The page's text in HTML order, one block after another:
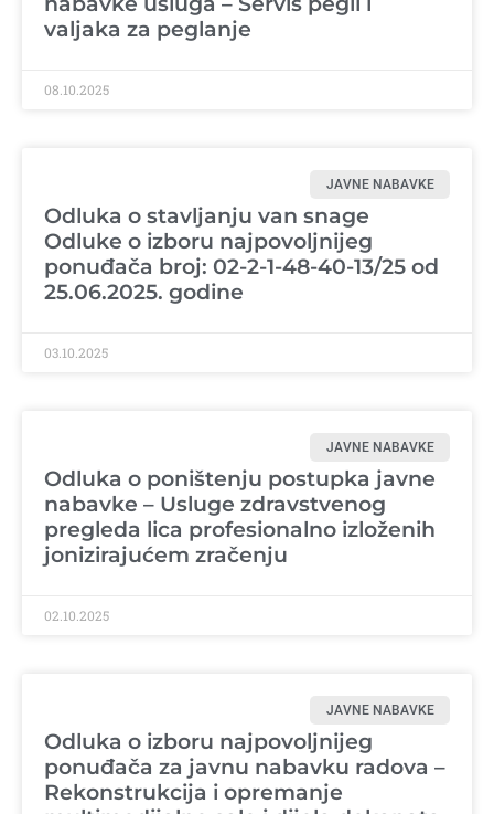
valjaka za peglanje
08.10.2025
JAVNE NABAVKE
Odluka o stavljanju van snage
Odluke o izboru najpovoljnijeg
ponuđača broj: 02-2-1-48-40-13/25 od
25.06.2025. godine
03.10.2025
JAVNE NABAVKE
Odluka o poništenju postupka javne
nabavke – Usluge zdravstvenog
pregleda lica profesionalno izloženih
jonizirajućem zračenju
02.10.2025
JAVNE NABAVKE
Odluka o izboru najpovoljnijeg
ponuđača za javnu nabavku radova –
Rekonstrukcija i opremanje